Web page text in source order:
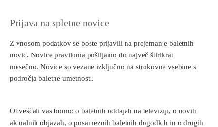
Prijava na spletne novice
Z vnosom podatkov se boste prijavili na prejemanje baletnih
novic. Novice praviloma pošiljamo do največ štirikrat
mesečno. Novice so vezane izključno na strokovne vsebine s
področja baletne umetnosti.
Obveščali vas bomo: o baletnih oddajah na televiziji, o novih
aktualnih objavah, o posameznih baletnih dogodkih in o drugih